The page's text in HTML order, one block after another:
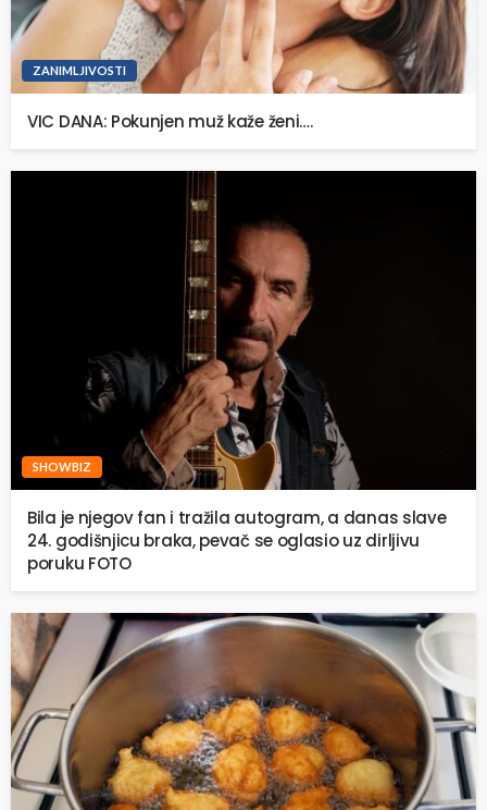
ZANIMLJIVOSTI
VIC DANA: Pokunjen muž kaže ženi….
SHOWBIZ
Bila je njegov fan i tražila autogram, a danas slave
24. godišnjicu braka, pevač se oglasio uz dirljivu
poruku FOTO